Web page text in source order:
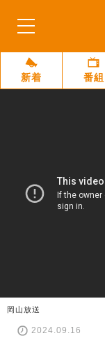
新着 番組
岡山放送
2024.09.16